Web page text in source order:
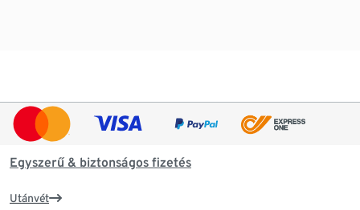
Egyszerű & biztonságos fizetés
Utánvét